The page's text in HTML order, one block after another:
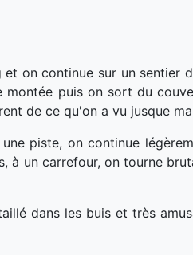
on continue sur un sentier
puis on sort du
de ce qu'on a vu jusque
piste, on continue
à un carrefour, on tourne
dans les buis et très